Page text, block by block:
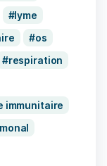
lyme
os
respiration
immunitaire